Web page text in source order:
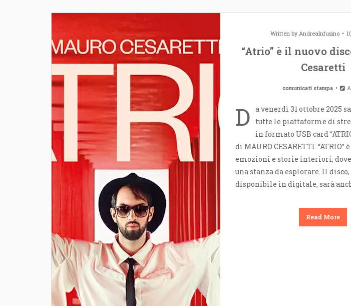
Written byAndreaInfusino
“Atrio” è il nuovo
Cesaretti
comunicati stampa
D a venerdì 31 ottobre 2025
tutte le piattaforme di
in formato USB card
di MAURO CESARETTI. “ATRIO”
emozioni e storie interiori, dove
una stanza da esplorare. Il
disponibile in digitale, sarà
Read More